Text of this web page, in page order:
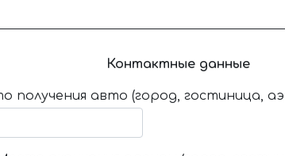
Контактные данные
получения авто (город, гостиница,